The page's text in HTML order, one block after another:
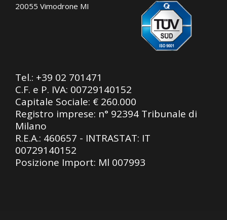
20055 Vimodrone MI
Tel.: +39 02 701471
C.F. e P. IVA: 00729140152
Capitale Sociale: € 260.000
Registro imprese: n° 92394 Tribunale di
Milano
R.E.A.: 460657 - INTRASTAT: IT
00729140152
Posizione Import: Ml 007993